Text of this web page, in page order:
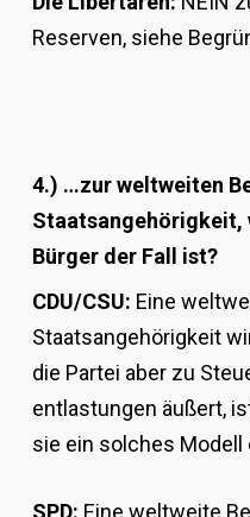
Reserven, siehe
4.) …zur weltweiten
Staatsangehörigkeit,
Bürger der Fall ist?
CDU/CSU: Eine
Staatsangehörigkeit
die Partei aber zu
entlastungen äußert,
sie ein solches Modell
SPD: Eine weltweite